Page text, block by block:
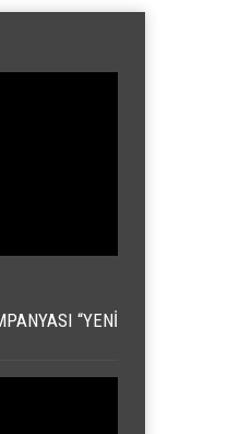
“YENI